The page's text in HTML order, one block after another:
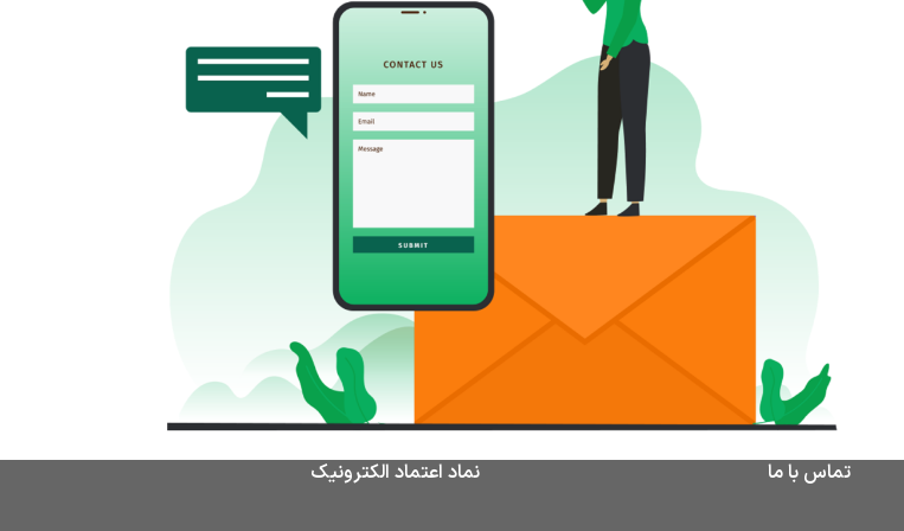
تماس با ما نماد اعتماد الکترونیک